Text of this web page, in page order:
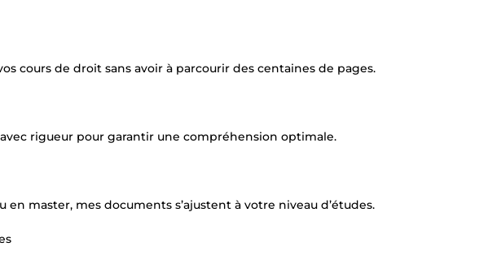
cours de droit sans avoir à parcourir des centaines de pages.
rigueur pour garantir une compréhension optimale.
en master, mes documents s’ajustent à votre niveau d’études.